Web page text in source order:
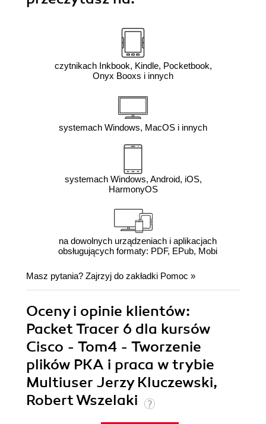
czytnikach Inkbook, Kindle, Pocketbook,
Onyx Booxs i innych
systemach Windows, MacOS i innych
systemach Windows, Android, iOS,
HarmonyOS
na dowolnych urządzeniach i aplikacjach
obsługujących formaty: PDF, EPub, Mobi
Masz pytania? Zajrzyj do zakładki Pomoc »
Oceny i opinie klientów:
Packet Tracer 6 dla kursów
Cisco - Tom4 - Tworzenie
plików PKA i praca w trybie
Multiuser Jerzy Kluczewski,
Robert Wszelaki